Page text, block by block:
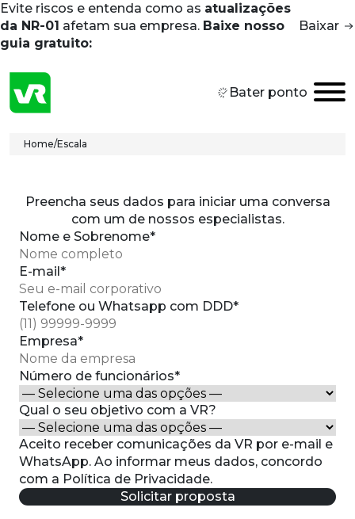
Skip to main content
Evite riscos e entenda como as atualizações
da NR-01 afetam sua empresa. Baixe nosso
guia gratuito:
Baixar
Bater ponto
Breadcrumb
Home/Escala
Preencha seus dados para iniciar uma conversa
com um de nossos especialistas.
Nome e Sobrenome*
E-mail*
Telefone ou Whatsapp com DDD*
Empresa*
Número de funcionários*
Qual o seu objetivo com a VR?
Aceito receber comunicações da VR por e-mail e
WhatsApp. Ao informar meus dados, concordo
com a Política de Privacidade.
Solicitar proposta